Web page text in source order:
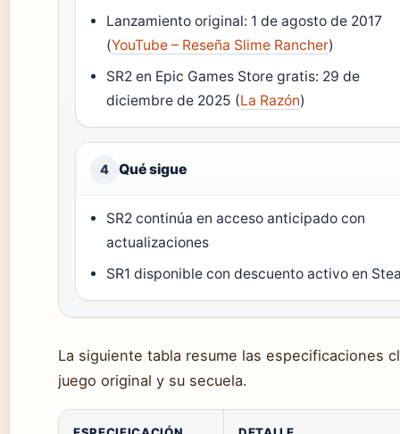
Lanzamiento original: 1 de agosto de 2017
(YouTube – Reseña Slime Rancher)
SR2 en Epic Games Store gratis: 29 de
diciembre de 2025 (La Razón)
4 Qué sigue
SR2 continúa en acceso anticipado con
actualizaciones
SR1 disponible con descuento activo en
La siguiente tabla resume las especificaciones
juego original y su secuela.